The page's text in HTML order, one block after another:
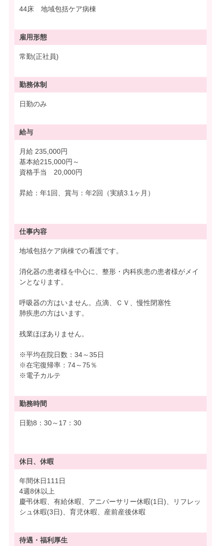
44床 地域包括ケア病棟
雇用形態
常勤(正社員)
勤務体制
日勤のみ
給与
月給 235,000円
基本給215,000円～
資格手当 20,000円
昇給：年1回、賞与：年2回（実績3.1ヶ月）
仕事内容
地域包括ケア病棟での看護です。
消化器の患者様を中心に、整形・内科疾患の患者様がメイ
ンとなります。
呼吸器の方はいません。点滴、ＣＶ、慢性閉塞性
肺疾患の方はいます。
残業ほぼありません。
※平均在院日数：34～35日
※在宅復帰率：74～75％
※電子カルテ
勤務時間
日勤8：30～17：30
休日、休暇
年間休日111日
4週8休以上
慶弔休暇、有給休暇、アニバーサリー休暇(1日)、リフレッ
シュ休暇(3日)、育児休暇、産前産後休暇
待遇・ 福利厚生